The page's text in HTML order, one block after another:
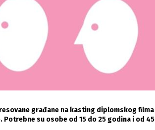
građane na kasting diplomskog filma
su osobe od 15 do 25 godina i od 45